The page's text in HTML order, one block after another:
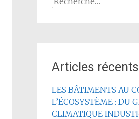
Articles récents
LES BÂTIMENTS AU
L’ÉCOSYSTÈME : DU
CLIMATIQUE